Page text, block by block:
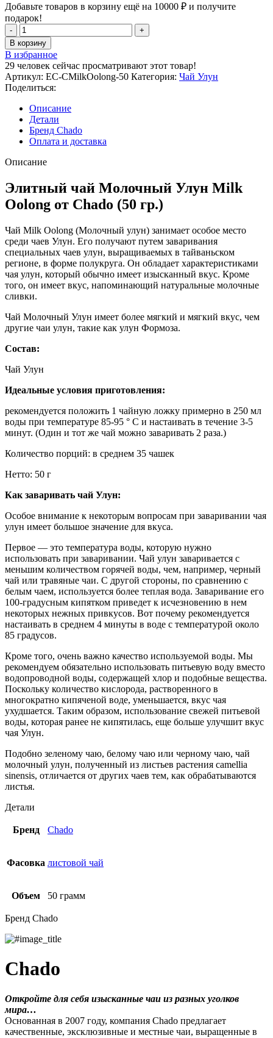
Добавьте товаров в корзину ещё на 10000 ₽ и получите
подарок!
Количество
товара
Элитный
чай
Молочный
Улун
Milk
Oolong
(50
гр.)
В корзину
В избранное
29 человек сейчас просматривают этот товар!
Артикул: EC-CMilkOolong-50 Категория: Чай Улун
Поделиться:
Описание
Детали
Бренд Chado
Оплата и доставка
Описание
Элитный чай Молочный Улун Milk
Oolong от Chado (50 гр.)
Чай Milk Oolong (Молочный улун) занимает особое место
среди чаев Улун. Его получают путем заваривания
специальных чаев улун, выращиваемых в тайваньском
регионе, в форме полукруга. Он обладает характеристиками
чая улун, который обычно имеет изысканный вкус. Кроме
того, он имеет вкус, напоминающий натуральные молочные
сливки.
Чай Молочный Улун имеет более мягкий и мягкий вкус, чем
другие чаи улун, такие как улун Формоза.
Состав:
Чай Улун
Идеальные условия приготовления:
рекомендуется положить 1 чайную ложку примерно в 250 мл
воды при температуре 85-95 ° C и настаивать в течение 3-5
минут. (Один и тот же чай можно заваривать 2 раза.)
Количество порций: в среднем 35 чашек
Нетто: 50 г
Как заваривать чай Улун:
Особое внимание к некоторым вопросам при заваривании чая
улун имеет большое значение для вкуса.
Первое — это температура воды, которую нужно
использовать при заваривании. Чай улун заваривается с
меньшим количеством горячей воды, чем, например, черный
чай или травяные чаи. С другой стороны, по сравнению с
белым чаем, используется более теплая вода. Заваривание его
100-градусным кипятком приведет к исчезновению в нем
некоторых нежных привкусов. Вот почему рекомендуется
настаивать в среднем 4 минуты в воде с температурой около
85 градусов.
Кроме того, очень важно качество используемой воды. Мы
рекомендуем обязательно использовать питьевую воду вместо
водопроводной воды, содержащей хлор и подобные вещества.
Поскольку количество кислорода, растворенного в
многократно кипяченой воде, уменьшается, вкус чая
ухудшается. Таким образом, использование свежей питьевой
воды, которая ранее не кипятилась, еще больше улучшит вкус
чая Улун.
Подобно зеленому чаю, белому чаю или черному чаю, чай
молочный улун, полученный из листьев растения camellia
sinensis, отличается от других чаев тем, как обрабатываются
листья.
Детали
Бренд Chado
Фасовка листовой чай
Объем 50 грамм
Бренд Chado
Chado
Откройте для себя изысканные чаи из разных уголков
мира…
Основанная в 2007 году, компания Chado предлагает
качественные, эксклюзивные и местные чаи, выращенные в